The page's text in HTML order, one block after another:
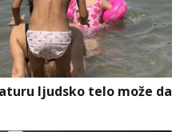
ljudsko telo može da